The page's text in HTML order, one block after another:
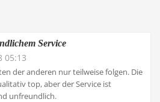
Service
05:13
der anderen nur teilweise folgen. Die
top, aber der Service ist
unfreundlich.